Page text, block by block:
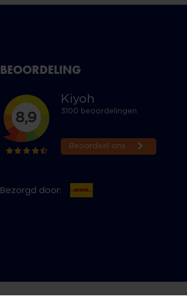
BEOORDELING
Bezorgd door: